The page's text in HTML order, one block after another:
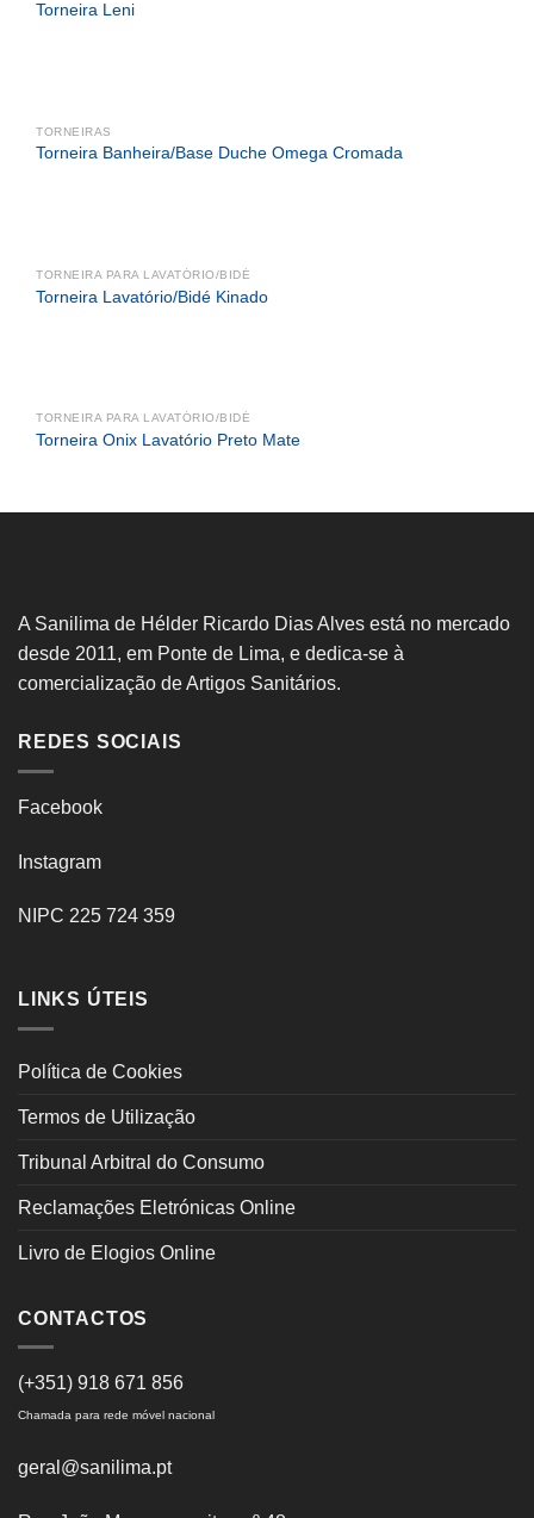
Torneira Leni
TORNEIRAS
Torneira Banheira/Base Duche Omega Cromada
TORNEIRA PARA LAVATÓRIO/BIDÉ
Torneira Lavatório/Bidé Kinado
TORNEIRA PARA LAVATÓRIO/BIDÉ
Torneira Onix Lavatório Preto Mate
A Sanilima de Hélder Ricardo Dias Alves está no mercado
desde 2011, em Ponte de Lima, e dedica-se à
comercialização de Artigos Sanitários.
REDES SOCIAIS
Facebook
Instagram
NIPC 225 724 359
LINKS ÚTEIS
Política de Cookies
Termos de Utilização
Tribunal Arbitral do Consumo
Reclamações Eletrónicas Online
Livro de Elogios Online
CONTACTOS
(+351) 918 671 856
Chamada para rede móvel nacional
geral@sanilima.pt